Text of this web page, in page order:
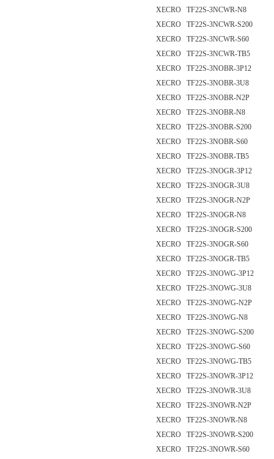
XECRO TF22S-3NCWR-N8
XECRO TF22S-3NCWR-S200
XECRO TF22S-3NCWR-S60
XECRO TF22S-3NCWR-TB5
XECRO TF22S-3NOBR-3P12
XECRO TF22S-3NOBR-3U8
XECRO TF22S-3NOBR-N2P
XECRO TF22S-3NOBR-N8
XECRO TF22S-3NOBR-S200
XECRO TF22S-3NOBR-S60
XECRO TF22S-3NOBR-TB5
XECRO TF22S-3NOGR-3P12
XECRO TF22S-3NOGR-3U8
XECRO TF22S-3NOGR-N2P
XECRO TF22S-3NOGR-N8
XECRO TF22S-3NOGR-S200
XECRO TF22S-3NOGR-S60
XECRO TF22S-3NOGR-TB5
XECRO TF22S-3NOWG-3P12
XECRO TF22S-3NOWG-3U8
XECRO TF22S-3NOWG-N2P
XECRO TF22S-3NOWG-N8
XECRO TF22S-3NOWG-S200
XECRO TF22S-3NOWG-S60
XECRO TF22S-3NOWG-TB5
XECRO TF22S-3NOWR-3P12
XECRO TF22S-3NOWR-3U8
XECRO TF22S-3NOWR-N2P
XECRO TF22S-3NOWR-N8
XECRO TF22S-3NOWR-S200
XECRO TF22S-3NOWR-S60